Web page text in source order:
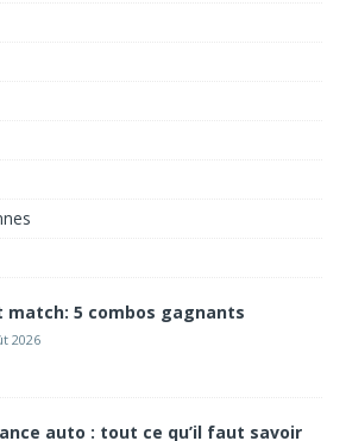
match: 5 combos gagnants
2026
auto : tout ce qu’il faut savoir